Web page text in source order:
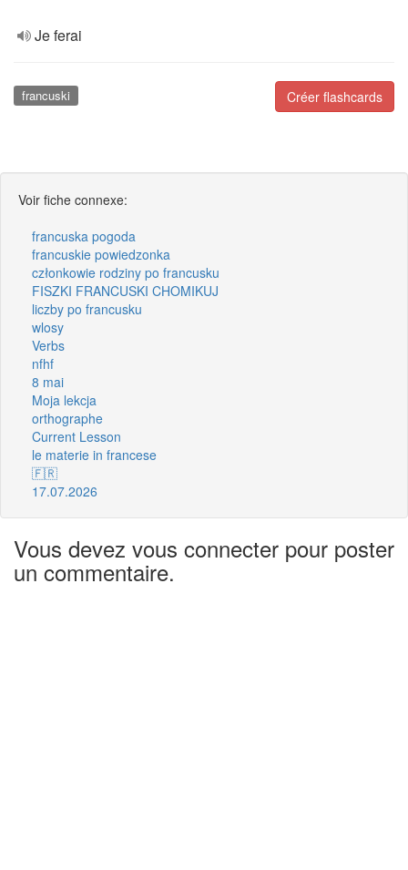
Je ferai
Créer flashcards
francuski
Voir fiche connexe:
francuska pogoda
francuskie powiedzonka
członkowie rodziny po francusku
FISZKI FRANCUSKI CHOMIKUJ
liczby po francusku
wlosy
Verbs
nfhf
8 mai
Moja lekcja
orthographe
Current Lesson
le materie in francese
🇫🇷
17.07.2026
Vous devez vous connecter pour poster
un commentaire.